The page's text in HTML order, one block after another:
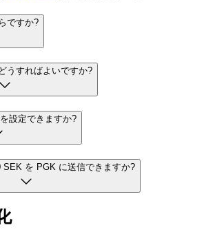
ですか?
うすればよいですか?
設定できますか?
SEK を PGK に送信できますか?